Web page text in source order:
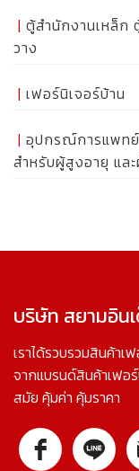
ตู้สำนักงานเหล็ก
วาง
เฟอร์นิเจอร์บ้าน
อุปกรณ์การแพท
สำหรับผู้สูงอายุ แล
บริษัท สยามอิน
เราได้รวบรวมสินค้า
จากแบรนด์สินค้าเฟ
สมัย คุ้มค่า คุ้มราคา